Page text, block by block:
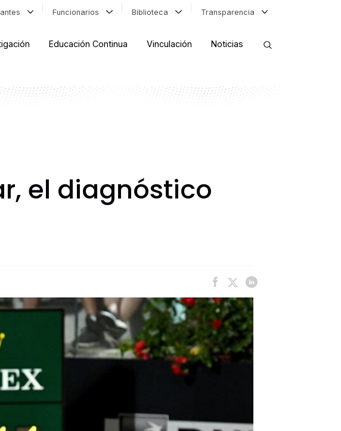
Funcionarios Biblioteca Transparencia
Educación Continua Vinculación Noticias
el diagnóstico